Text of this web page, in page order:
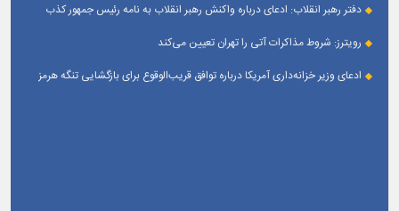
دفتر رهبر انقلاب: ادعای درباره واکنش رهبر انقلاب به نامه رئیس جمهور کذب
رویترز: شروط مذاکرات آتی را تهران تعیین می‌کند
ادعای وزیر خزانه‌داری آمریکا درباره توافق قریب‌الوقوع برای بازگشایی تنگه هرمز